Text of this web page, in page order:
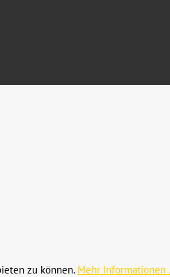
zu können. Mehr Informationen